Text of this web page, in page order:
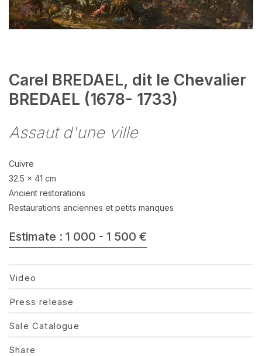
Carel BREDAEL, dit le Chevalier
BREDAEL (1678- 1733)
Assaut d'une ville
Cuivre
32.5 x 41 cm
Ancient restorations
Restaurations anciennes et petits manques
Estimate : 1 000 - 1 500 €
Video
Press release
Sale Catalogue
Share